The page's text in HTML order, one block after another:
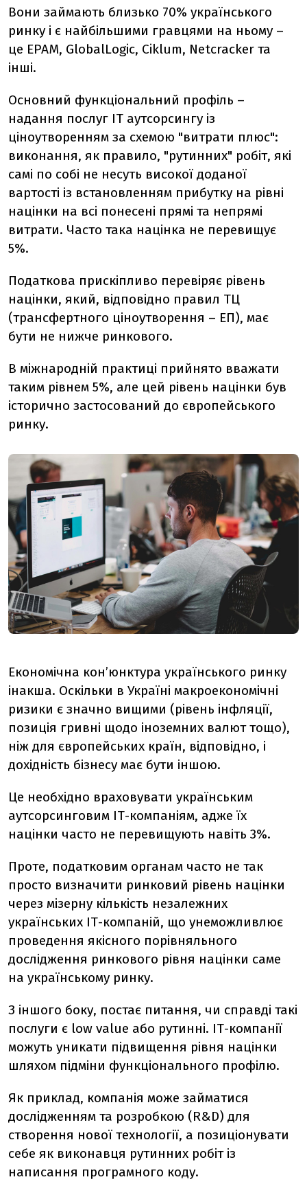
Вони займають близько 70% українського
ринку і є найбільшими гравцями на ньому –
це EPAM, GlobalLogic, Ciklum, Netcracker та
інші.
Основний функціональний профіль –
надання послуг ІТ аутсорсингу із
ціноутворенням за схемою "витрати плюс":
виконання, як правило, "рутинних" робіт, які
самі по собі не несуть високої доданої
вартості із встановленням прибутку на рівні
націнки на всі понесені прямі та непрямі
витрати. Часто така націнка не перевищує
5%.
Податкова прискіпливо перевіряє рівень
націнки, який, відповідно правил ТЦ
(трансфертного ціноутворення – ЕП), має
бути не нижче ринкового.
В міжнародній практиці прийнято вважати
таким рівнем 5%, але цей рівень націнки був
історично застосований до європейського
ринку.
Економічна кон’юнктура українського ринку
інакша. Оскільки в Україні макроекономічні
ризики є значно вищими (рівень інфляції,
позиція гривні щодо іноземних валют тощо),
ніж для європейських країн, відповідно, і
дохідність бізнесу має бути іншою.
Це необхідно враховувати українським
аутсорсинговим ІТ-компаніям, адже їх
націнки часто не перевищують навіть 3%.
Проте, податковим органам часто не так
просто визначити ринковий рівень націнки
через мізерну кількість незалежних
українських ІТ-компаній, що унеможливлює
проведення якісного порівняльного
дослідження ринкового рівня націнки саме
на українському ринку.
З іншого боку, постає питання, чи справді такі
послуги є low value або рутинні. ІТ-компанії
можуть уникати підвищення рівня націнки
шляхом підміни функціонального профілю.
Як приклад, компанія може займатися
дослідженням та розробкою (R&D) для
створення нової технології, а позиціонувати
себе як виконавця рутинних робіт із
написання програмного коду.